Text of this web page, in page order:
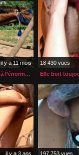
il y a 11 mois
La brunette ne peut résister à l’énorme sexe de son cheval
18 430 vues
il y a 3 ans 197 753 vues